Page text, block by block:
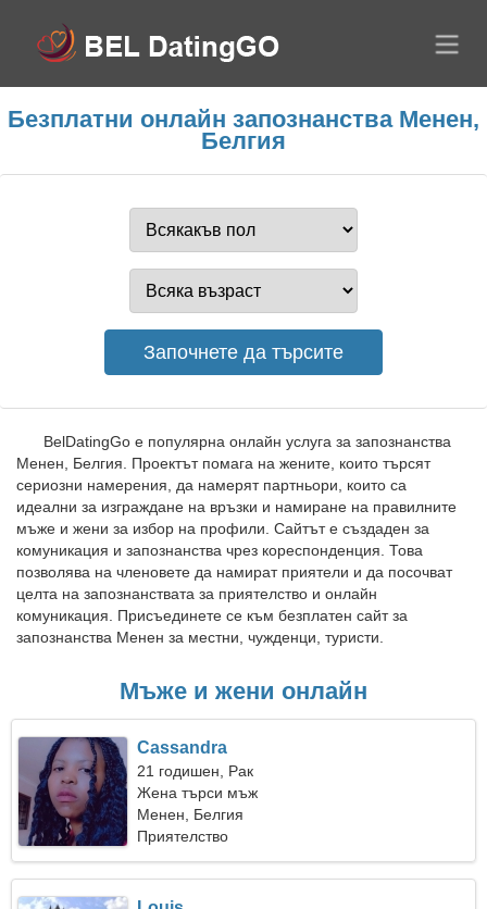
Безплатни онлайн запознанства Менен,
Белгия
BelDatingGo е популярна онлайн услуга за запознанства
Менен, Белгия. Проектът помага на жените, които търсят
сериозни намерения, да намерят партньори, които са
идеални за изграждане на връзки и намиране на правилните
мъже и жени за избор на профили. Сайтът е създаден за
комуникация и запознанства чрез кореспонденция. Това
позволява на членовете да намират приятели и да посочват
целта на запознанствата за приятелство и онлайн
комуникация. Присъединете се към безплатен сайт за
запознанства Менен за местни, чужденци, туристи.
Мъже и жени онлайн
Cassandra
21 годишен, Рак
Жена търси мъж
Менен, Белгия
Приятелство